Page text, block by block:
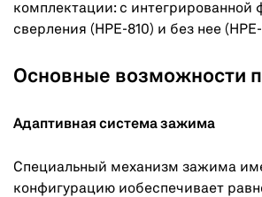
комплектации: с интегрированной
сверления (HPE-810) и без нее
Основные возможности
Адаптивная система зажима
Специальный механизм зажима
конфигурацию иобеспечивает